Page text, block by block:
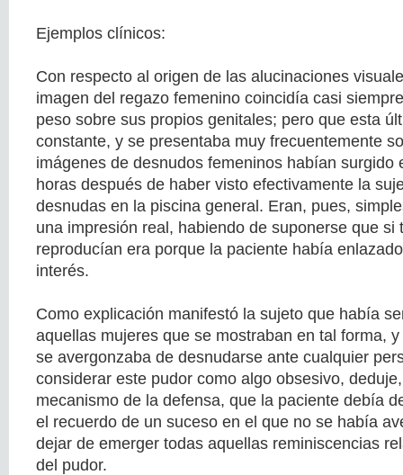
Ejemplos clínicos:
Con respecto al origen de las alucinaciones
imagen del regazo femenino coincidía casi
peso sobre sus propios genitales; pero que esta
constante, y se presentaba muy frecuentemente
imágenes de desnudos femeninos habían surgido
horas después de haber visto efectivamente la
desnudas en la piscina general. Eran, pues,
una impresión real, habiendo de suponerse que si
reproducían era porque la paciente había
interés.
Como explicación manifestó la sujeto que había
aquellas mujeres que se mostraban en tal forma,
se avergonzaba de desnudarse ante cualquier
considerar este pudor como algo obsesivo,
mecanismo de la defensa, que la paciente debía
el recuerdo de un suceso en el que no se había
dejar de emerger todas aquellas reminiscencias
del pudor.